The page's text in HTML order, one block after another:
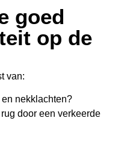
goed
op de
van:
nekklachten?
door een verkeerde